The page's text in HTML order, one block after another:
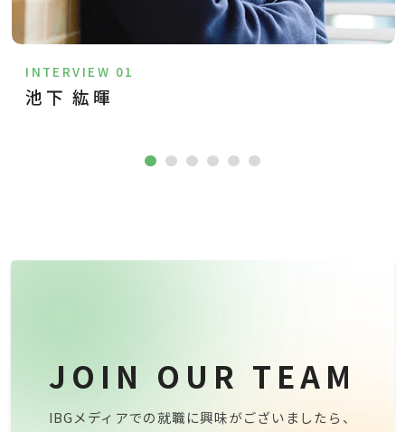
INTERVIEW 01
池下 紘暉
JOIN OUR TEAM
IBGメディアでの就職に興味がございましたら、